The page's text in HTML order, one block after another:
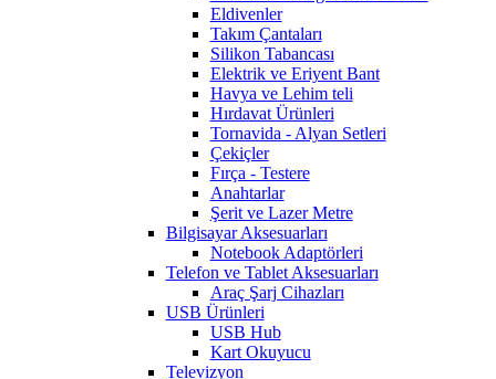
Eldivenler
Takım Çantaları
Silikon Tabancası
Elektrik ve Eriyent Bant
Havya ve Lehim teli
Hırdavat Ürünleri
Tornavida - Alyan Setleri
Çekiçler
Fırça - Testere
Anahtarlar
Şerit ve Lazer Metre
Bilgisayar Aksesuarları
Notebook Adaptörleri
Telefon ve Tablet Aksesuarları
Araç Şarj Cihazları
USB Ürünleri
USB Hub
Kart Okuyucu
Televizyon